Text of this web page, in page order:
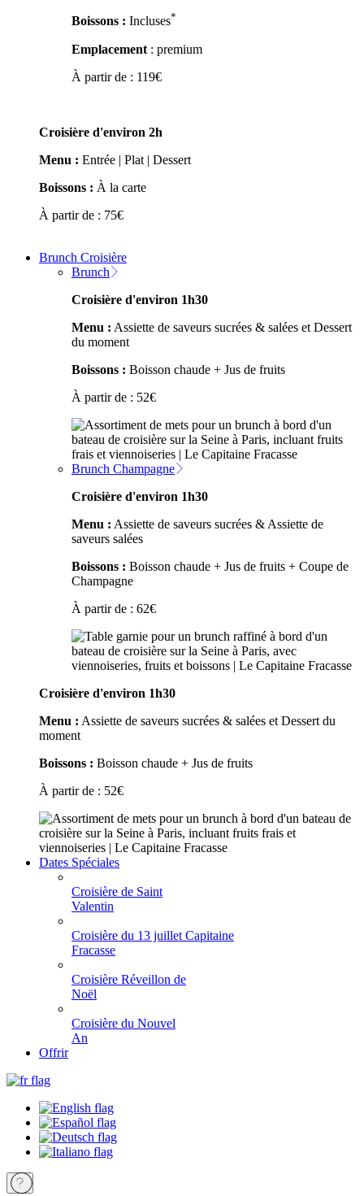
Boissons : Incluses*
Emplacement : premium
À partir de : 119€
Croisière d'environ 2h
Menu : Entrée | Plat | Dessert
Boissons : À la carte
À partir de : 75€
Brunch Croisière
Brunch
Croisière d'environ 1h30
Menu : Assiette de saveurs sucrées & salées et Dessert
du moment
Boissons : Boisson chaude + Jus de fruits
À partir de : 52€
Brunch Champagne
Croisière d'environ 1h30
Menu : Assiette de saveurs sucrées & Assiette de
saveurs salées
Boissons : Boisson chaude + Jus de fruits + Coupe de
Champagne
À partir de : 62€
Croisière d'environ 1h30
Menu : Assiette de saveurs sucrées & salées et Dessert du
moment
Boissons : Boisson chaude + Jus de fruits
À partir de : 52€
Dates Spéciales
Croisière de Saint
Valentin
Croisière du 13 juillet Capitaine
Fracasse
Croisière Réveillon de
Noël
Croisière du Nouvel
An
Offrir